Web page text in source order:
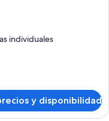
individuales
y disponibilidad